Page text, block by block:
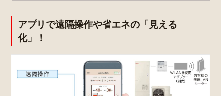
アプリで遠隔操作や省エネの「見える
化」！